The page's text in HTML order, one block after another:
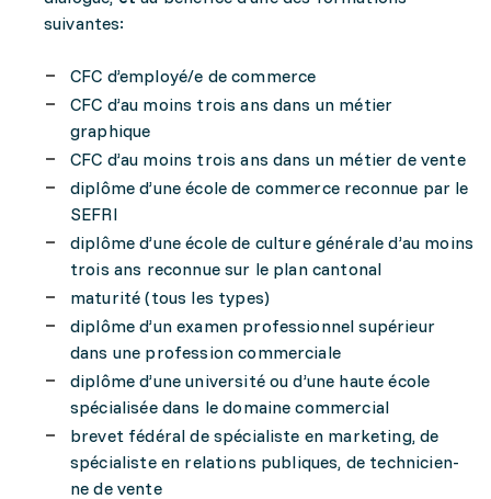
suivantes:
CFC d’employé/e de commerce
CFC d’au moins trois ans dans un métier
graphique
CFC d’au moins trois ans dans un métier de vente
diplôme d’une école de commerce reconnue par le
SEFRI
diplôme d’une école de culture générale d’au moins
trois ans reconnue sur le plan cantonal
maturité (tous les types)
diplôme d’un examen professionnel supérieur
dans une profession commerciale
diplôme d’une université ou d’une haute école
spécialisée dans le domaine commercial
brevet fédéral de spécialiste en marketing, de
spécialiste en relations publiques, de technicien-
ne de vente